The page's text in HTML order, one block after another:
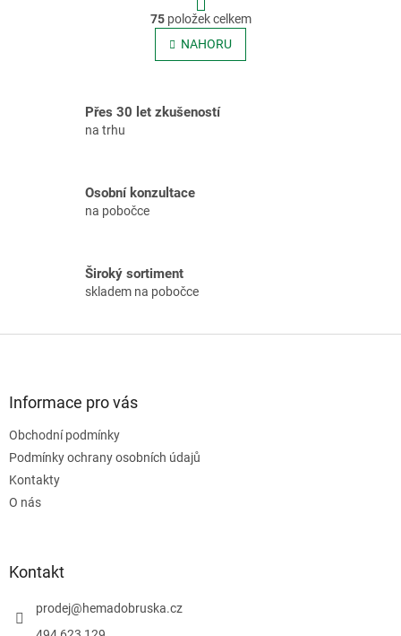
O
v
l
á
c
r
á
n
k
á
75položek celkem
NAHORU
Přes 30 let zkušeností
na trhu
Osobní konzultace
na pobočce
Široký sortiment
skladem na pobočce
Informace pro vás
Obchodní podmínky
Podmínky ochrany osobních údajů
Kontakty
O nás
Kontakt
prodej@hemadobruska.cz